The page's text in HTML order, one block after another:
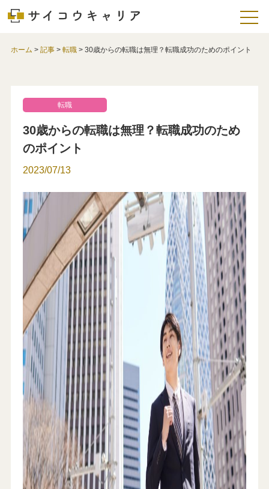
ホーム > 記事> 転職> 30歳からの転職は無理？転職成功のためのポイント
転職
30歳からの転職は無理？転職成功のため
のポイント
2023/07/13